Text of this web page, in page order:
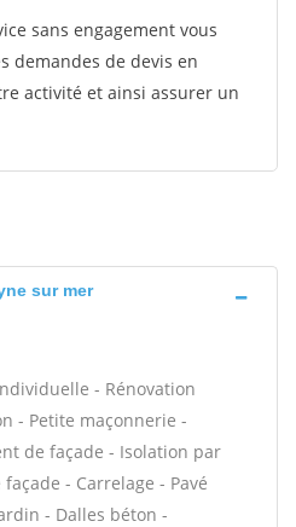
sans engagement vous
demandes de devis en
activité et ainsi assurer un
sur mer
- Rénovation
- Petite maçonnerie -
de façade - Isolation par
- Carrelage - Pavé
- Dalles béton -